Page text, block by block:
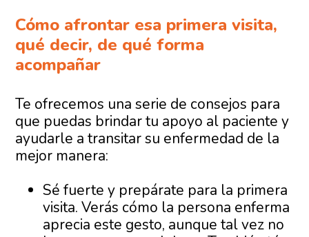
Cómo afrontar esa primera visita,
qué decir, de qué forma
acompañar
Te ofrecemos una serie de consejos para
que puedas brindar tu apoyo al paciente y
ayudarle a transitar su enfermedad de la
mejor manera:
Sé fuerte y prepárate para la primera
visita. Verás cómo la persona enferma
aprecia este gesto, aunque tal vez no